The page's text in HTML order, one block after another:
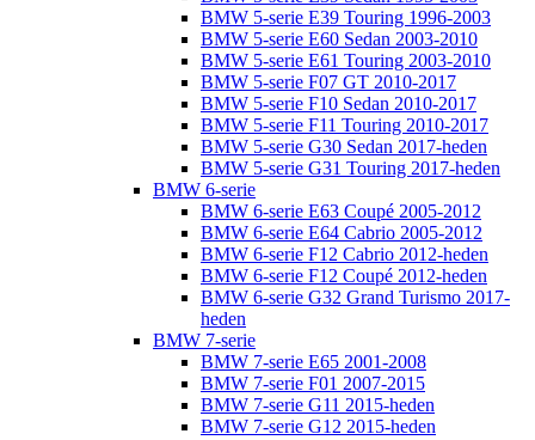
BMW 5-serie E39 Touring 1996-2003
BMW 5-serie E60 Sedan 2003-2010
BMW 5-serie E61 Touring 2003-2010
BMW 5-serie F07 GT 2010-2017
BMW 5-serie F10 Sedan 2010-2017
BMW 5-serie F11 Touring 2010-2017
BMW 5-serie G30 Sedan 2017-heden
BMW 5-serie G31 Touring 2017-heden
BMW 6-serie
BMW 6-serie E63 Coupé 2005-2012
BMW 6-serie E64 Cabrio 2005-2012
BMW 6-serie F12 Cabrio 2012-heden
BMW 6-serie F12 Coupé 2012-heden
BMW 6-serie G32 Grand Turismo 2017-
heden
BMW 7-serie
BMW 7-serie E65 2001-2008
BMW 7-serie F01 2007-2015
BMW 7-serie G11 2015-heden
BMW 7-serie G12 2015-heden